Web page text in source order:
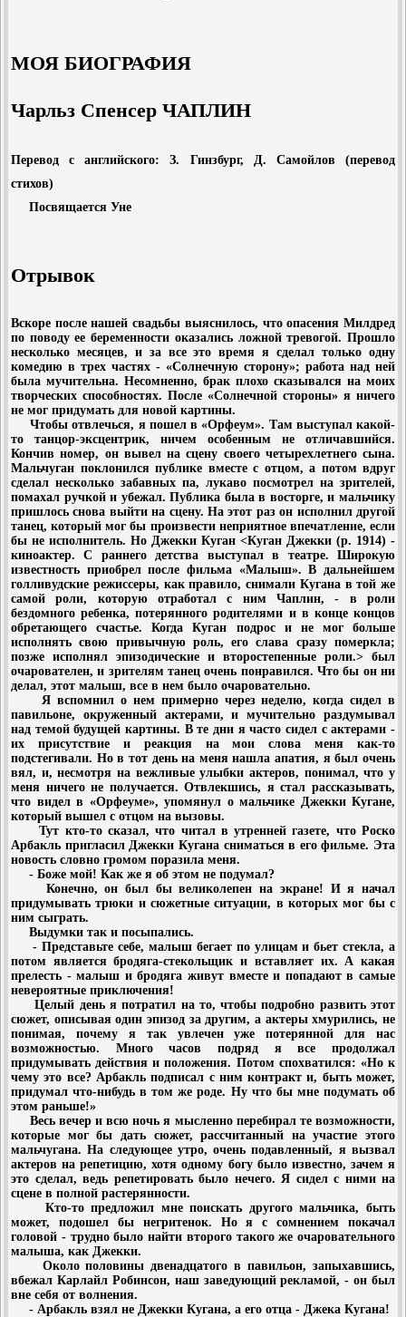
МОЯ БИОГРАФИЯ
Чарльз Спенсер ЧАПЛИН
Перевод с английского: З. Гинзбург, Д. Самойлов (перевод
стихов)
Посвящается Уне
Отрывок
Вскоре после нашей свадьбы выяснилось, что опасения Милдред
по поводу ее беременности оказались ложной тревогой. Прошло
несколько месяцев, и за все это время я сделал только одну
комедию в трех частях - «Солнечную сторону»; работа над ней
была мучительна. Несомненно, брак плохо сказывался на моих
творческих способностях. После «Солнечной стороны» я ничего
не мог придумать для новой картины.
Чтобы отвлечься, я пошел в «Орфеум». Там выступал какой-
то танцор-эксцентрик, ничем особенным не отличавшийся.
Кончив номер, он вывел на сцену своего четырехлетнего сына.
Мальчуган поклонился публике вместе с отцом, а потом вдруг
сделал несколько забавных па, лукаво посмотрел на зрителей,
помахал ручкой и убежал. Публика была в восторге, и мальчику
пришлось снова выйти на сцену. На этот раз он исполнил другой
танец, который мог бы произвести неприятное впечатление, если
бы не исполнитель. Но Джекки Куган <Куган Джекки (р. 1914) -
киноактер. С раннего детства выступал в театре. Широкую
известность приобрел после фильма «Малыш». В дальнейшем
голливудские режиссеры, как правило, снимали Кугана в той же
самой роли, которую отработал с ним Чаплин, - в роли
бездомного ребенка, потерянного родителями и в конце концов
обретающего счастье. Когда Куган подрос и не мог больше
исполнять свою привычную роль, его слава сразу померкла;
позже исполнял эпизодические и второстепенные роли.> был
очарователен, и зрителям танец очень понравился. Что бы он ни
делал, этот малыш, все в нем было очаровательно.
Я вспомнил о нем примерно через неделю, когда сидел в
павильоне, окруженный актерами, и мучительно раздумывал
над темой будущей картины. В те дни я часто сидел с актерами -
их присутствие и реакция на мои слова меня как-то
подстегивали. Но в тот день на меня нашла апатия, я был очень
вял, и, несмотря на вежливые улыбки актеров, понимал, что у
меня ничего не получается. Отвлекшись, я стал рассказывать,
что видел в «Орфеуме», упомянул о мальчике Джекки Кугане,
который вышел с отцом на вызовы.
Тут кто-то сказал, что читал в утренней газете, что Роско
Арбакль пригласил Джекки Кугана сниматься в его фильме. Эта
новость словно громом поразила меня.
- Боже мой! Как же я об этом не подумал?
Конечно, он был бы великолепен на экране! И я начал
придумывать трюки и сюжетные ситуации, в которых мог бы с
ним сыграть.
Выдумки так и посыпались.
- Представьте себе, малыш бегает по улицам и бьет стекла, а
потом является бродяга-стекольщик и вставляет их. А какая
прелесть - малыш и бродяга живут вместе и попадают в самые
невероятные приключения!
Целый день я потратил на то, чтобы подробно развить этот
сюжет, описывая один эпизод за другим, а актеры хмурились, не
понимая, почему я так увлечен уже потерянной для нас
возможностью. Много часов подряд я все продолжал
придумывать действия и положения. Потом спохватился: «Но к
чему это все? Арбакль подписал с ним контракт и, быть может,
придумал что-нибудь в том же роде. Ну что бы мне подумать об
этом раньше!»
Весь вечер и всю ночь я мысленно перебирал те возможности,
которые мог бы дать сюжет, рассчитанный на участие этого
мальчугана. На следующее утро, очень подавленный, я вызвал
актеров на репетицию, хотя одному богу было известно, зачем я
это сделал, ведь репетировать было нечего. Я сидел с ними на
сцене в полной растерянности.
Кто-то предложил мне поискать другого мальчика, быть
может, подошел бы негритенок. Но я с сомнением покачал
головой - трудно было найти второго такого же очаровательного
малыша, как Джекки.
Около половины двенадцатого в павильон, запыхавшись,
вбежал Карлайл Робинсон, наш заведующий рекламой, - он был
вне себя от волнения.
- Арбакль взял не Джекки Кугана, а его отца - Джека Кугана!